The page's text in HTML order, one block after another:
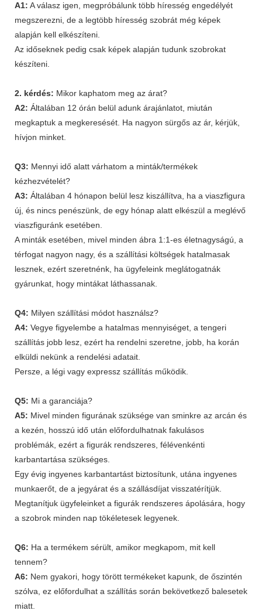
A1: A válasz igen, megpróbálunk több híresség engedélyét
megszerezni, de a legtöbb híresség szobrát még képek
alapján kell elkészíteni.
Az időseknek pedig csak képek alapján tudunk szobrokat
készíteni.
2. kérdés: Mikor kaphatom meg az árat?
A2: Általában 12 órán belül adunk árajánlatot, miután
megkaptuk a megkeresését. Ha nagyon sürgős az ár, kérjük,
hívjon minket.
Q3: Mennyi idő alatt várhatom a minták/termékek
kézhezvételét?
A3: Általában 4 hónapon belül lesz kiszállítva, ha a viaszfigura
új, és nincs penészünk, de egy hónap alatt elkészül a meglévő
viaszfiguránk esetében.
A minták esetében, mivel minden ábra 1:1-es életnagyságú, a
térfogat nagyon nagy, és a szállítási költségek hatalmasak
lesznek, ezért szeretnénk, ha ügyfeleink meglátogatnák
gyárunkat, hogy mintákat láthassanak.
Q4: Milyen szállítási módot használsz?
A4: Vegye figyelembe a hatalmas mennyiséget, a tengeri
szállítás jobb lesz, ezért ha rendelni szeretne, jobb, ha korán
elküldi nekünk a rendelési adatait.
Persze, a légi vagy expressz szállítás működik.
Q5: Mi a garanciája?
A5: Mivel minden figurának szüksége van sminkre az arcán és
a kezén, hosszú idő után előfordulhatnak fakulásos
problémák, ezért a figurák rendszeres, félévenkénti
karbantartása szükséges.
Egy évig ingyenes karbantartást biztosítunk, utána ingyenes
munkaerőt, de a jegyárat és a szállásdíjat visszatérítjük.
Megtanítjuk ügyfeleinket a figurák rendszeres ápolására, hogy
a szobrok minden nap tökéletesek legyenek.
Q6: Ha a termékem sérült, amikor megkapom, mit kell
tennem?
A6: Nem gyakori, hogy törött termékeket kapunk, de őszintén
szólva, ez előfordulhat a szállítás során bekövetkező balesetek
miatt.